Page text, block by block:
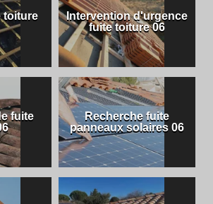
toiture
Intervention d'urgence
fuite toiture 06
fuite
Recherche fuite
panneaux solaires 06